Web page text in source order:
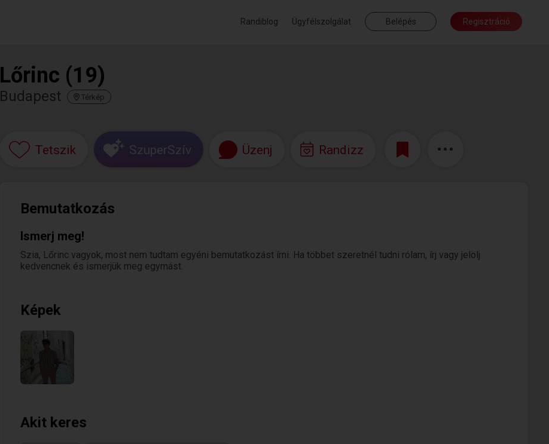
Randiblog Ügyfélszolgálat Belépés Regisztráció
Lőrinc (19)
Budapest Térkép
Tetszik SzuperSzív Üzenj Randizz
Bemutatkozás
Ismerj meg!
Szia, Lőrinc vagyok, most nem tudtam egyéni bemutatkozást írni. Ha többet szeretnél tudni rólam, írj vagy jelölj
kedvencnek és ismerjük meg egymást.
Képek
Akit keres